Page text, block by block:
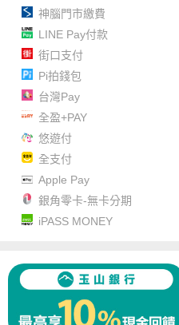
神腦門市繳費
LINE Pay付款
街口支付
Pi拍錢包
台灣Pay
全盈+PAY
悠遊付
全支付
Apple Pay
銀角零卡-無卡分期
iPASS MONEY